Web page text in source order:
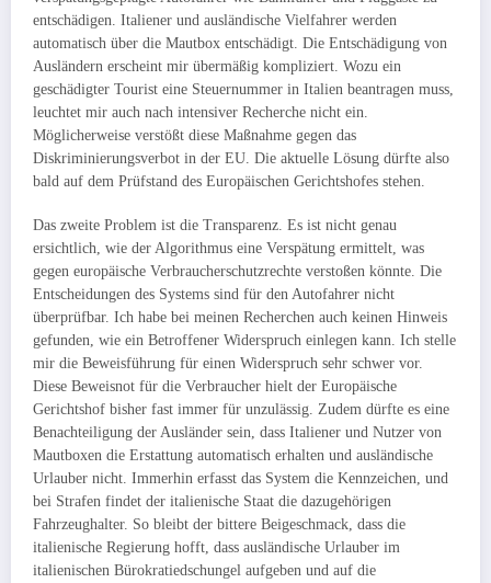
entschädigen. Italiener und ausländische Vielfahrer werden
automatisch über die Mautbox entschädigt. Die Entschädigung von
Ausländern erscheint mir übermäßig kompliziert. Wozu ein
geschädigter Tourist eine Steuernummer in Italien beantragen muss,
leuchtet mir auch nach intensiver Recherche nicht ein.
Möglicherweise verstößt diese Maßnahme gegen das
Diskriminierungsverbot in der EU. Die aktuelle Lösung dürfte also
bald auf dem Prüfstand des Europäischen Gerichtshofes stehen.
Das zweite Problem ist die Transparenz. Es ist nicht genau
ersichtlich, wie der Algorithmus eine Verspätung ermittelt, was
gegen europäische Verbraucherschutzrechte verstoßen könnte. Die
Entscheidungen des Systems sind für den Autofahrer nicht
überprüfbar. Ich habe bei meinen Recherchen auch keinen Hinweis
gefunden, wie ein Betroffener Widerspruch einlegen kann. Ich stelle
mir die Beweisführung für einen Widerspruch sehr schwer vor.
Diese Beweisnot für die Verbraucher hielt der Europäische
Gerichtshof bisher fast immer für unzulässig. Zudem dürfte es eine
Benachteiligung der Ausländer sein, dass Italiener und Nutzer von
Mautboxen die Erstattung automatisch erhalten und ausländische
Urlauber nicht. Immerhin erfasst das System die Kennzeichen, und
bei Strafen findet der italienische Staat die dazugehörigen
Fahrzeughalter. So bleibt der bittere Beigeschmack, dass die
italienische Regierung hofft, dass ausländische Urlauber im
italienischen Bürokratiedschungel aufgeben und auf die